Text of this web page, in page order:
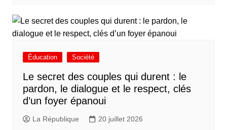
Éducation Société
Le secret des couples qui durent : le
pardon, le dialogue et le respect, clés
d’un foyer épanoui
La République 20 juillet 2026